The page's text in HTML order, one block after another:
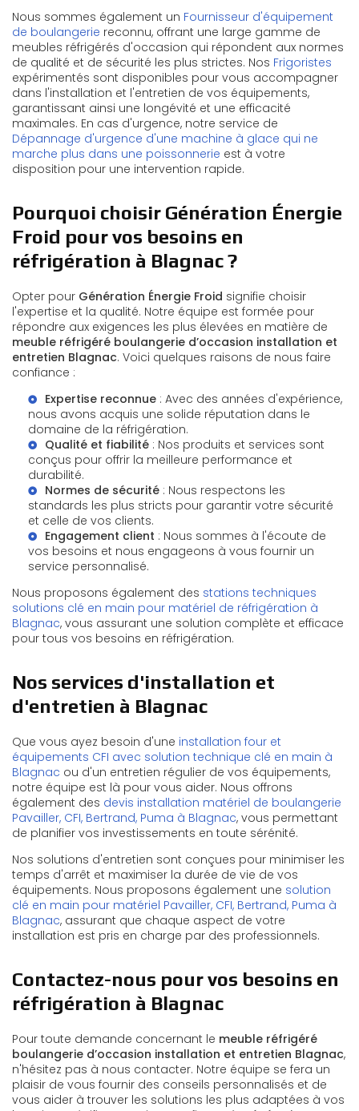
Nous sommes également un Fournisseur d'équipement
de boulangerie reconnu, offrant une large gamme de
meubles réfrigérés d'occasion qui répondent aux normes
de qualité et de sécurité les plus strictes. Nos Frigoristes
expérimentés sont disponibles pour vous accompagner
dans l'installation et l'entretien de vos équipements,
garantissant ainsi une longévité et une efficacité
maximales. En cas d'urgence, notre service de
Dépannage d'urgence d'une machine à glace qui ne
marche plus dans une poissonnerie est à votre
disposition pour une intervention rapide.
Pourquoi choisir Génération Énergie
Froid pour vos besoins en
réfrigération à Blagnac ?
Opter pour Génération Énergie Froid signifie choisir
l'expertise et la qualité. Notre équipe est formée pour
répondre aux exigences les plus élevées en matière de
meuble réfrigéré boulangerie d’occasion installation et
entretien Blagnac. Voici quelques raisons de nous faire
confiance :
Expertise reconnue : Avec des années d'expérience,
nous avons acquis une solide réputation dans le
domaine de la réfrigération.
Qualité et fiabilité : Nos produits et services sont
conçus pour offrir la meilleure performance et
durabilité.
Normes de sécurité : Nous respectons les
standards les plus stricts pour garantir votre sécurité
et celle de vos clients.
Engagement client : Nous sommes à l'écoute de
vos besoins et nous engageons à vous fournir un
service personnalisé.
Nous proposons également des stations techniques
solutions clé en main pour matériel de réfrigération à
Blagnac, vous assurant une solution complète et efficace
pour tous vos besoins en réfrigération.
Nos services d'installation et
d'entretien à Blagnac
Que vous ayez besoin d'une installation four et
équipements CFI avec solution technique clé en main à
Blagnac ou d'un entretien régulier de vos équipements,
notre équipe est là pour vous aider. Nous offrons
également des devis installation matériel de boulangerie
Pavailler, CFI, Bertrand, Puma à Blagnac, vous permettant
de planifier vos investissements en toute sérénité.
Nos solutions d'entretien sont conçues pour minimiser les
temps d'arrêt et maximiser la durée de vie de vos
équipements. Nous proposons également une solution
clé en main pour matériel Pavailler, CFI, Bertrand, Puma à
Blagnac, assurant que chaque aspect de votre
installation est pris en charge par des professionnels.
Contactez-nous pour vos besoins en
réfrigération à Blagnac
Pour toute demande concernant le meuble réfrigéré
boulangerie d’occasion installation et entretien Blagnac,
n'hésitez pas à nous contacter. Notre équipe se fera un
plaisir de vous fournir des conseils personnalisés et de
vous aider à trouver les solutions les plus adaptées à vos